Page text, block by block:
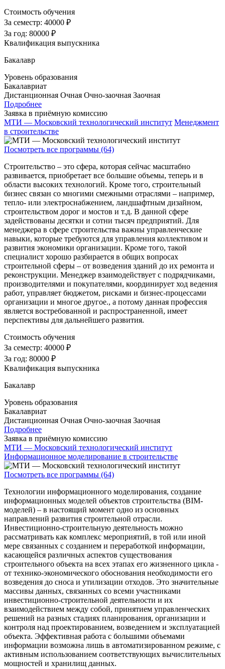
Стоимость обучения
За семестр: 40000 ₽
За год: 80000 ₽
Квалификация выпускника
Бакалавр
Уровень образования
Бакалавриат
Дистанционная Очная Очно-заочная Заочная
Подробнее
Заявка в приёмную комиссию
МТИ — Московский технологический институт Менеджмент
в строительстве
Посмотреть все программы (64)
Строительство – это сфера, которая сейчас масштабно
развивается, приобретает все большие объемы, теперь и в
области высоких технологий. Кроме того, строительный
бизнес связан со многими смежными отраслями – например,
тепло- или электроснабжением, ландшафтным дизайном,
строительством дорог и мостов и т.д. В данной сфере
задействованы десятки и сотни тысяч предприятий. Для
менеджера в сфере строительства важны управленческие
навыки, которые требуются для управления коллективом и
развития экономики организации. Кроме того, такой
специалист хорошо разбирается в общих вопросах
строительной сферы – от возведения зданий до их ремонта и
реконструкции. Менеджер взаимодействует с подрядчиками,
производителями и покупателями, координирует ход ведения
работ, управляет бюджетом, рисками и бизнес-процессами
организации и многое другое., а потому данная профессия
является востребованной и распространенной, имеет
перспективы для дальнейшего развития.
Стоимость обучения
За семестр: 40000 ₽
За год: 80000 ₽
Квалификация выпускника
Бакалавр
Уровень образования
Бакалавриат
Дистанционная Очная Очно-заочная Заочная
Подробнее
Заявка в приёмную комиссию
МТИ — Московский технологический институт
Информационное моделирование в строительстве
Посмотреть все программы (64)
Технологии информационного моделирования, создание
информационных моделей объектов строительства (BIM-
моделей) – в настоящий момент одно из основных
направлений развития строительной отрасли.
Инвестиционно-строительную деятельность можно
рассматривать как комплекс мероприятий, в той или иной
мере связанных с созданием и переработкой информации,
касающейся различных аспектов существования
строительного объекта на всех этапах его жизненного цикла -
от технико-экономического обоснования необходимости его
возведения до сноса и утилизации отходов. Это значительные
массивы данных, связанных со всеми участниками
инвестиционно-строительной деятельности и их
взаимодействием между собой, принятием управленческих
решений на разных стадиях планирования, организации и
контроля над проектированием, возведением и эксплуатацией
объекта. Эффективная работа с большими объемами
информации возможна лишь в автоматизированном режиме, с
активным использованием соответствующих вычислительных
мощностей и хранилищ данных.